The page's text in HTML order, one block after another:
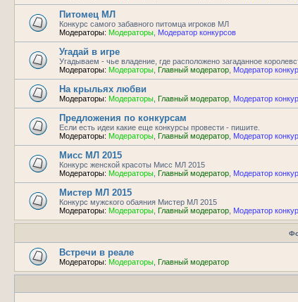
Питомец МЛ
Конкурс самого забавного питомца игроков МЛ
Модераторы: Модераторы Модератор конкурсов
Угадай в игре
Угадываем - чье владение, где расположено загаданное
Модераторы: Модераторы Главный модератор Модератор
На крыльях любви
Модераторы: Модераторы Главный модератор Модератор
Предложения по конкурсам
Если есть идеи какие еще конкурсы провести - пишите.
Модераторы: Модераторы Главный модератор Модератор
Мисс МЛ 2015
Конкурс женской красоты Мисс МЛ 2015
Модераторы: Модераторы Главный модератор Модератор
Мистер МЛ 2015
Конкурс мужского обаяния Мистер МЛ 2015
Модераторы: Модераторы Главный модератор Модератор
Встречи в реале
Модераторы: Модераторы Главный модератор